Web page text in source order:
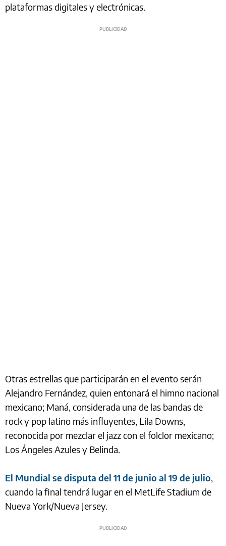
plataformas digitales y electrónicas.
Otras estrellas que participarán en el evento serán
Alejandro Fernández, quien entonará el himno nacional
mexicano; Maná, considerada una de las bandas de
rock y pop latino más influyentes, Lila Downs,
reconocida por mezclar el jazz con el folclor mexicano;
Los Ángeles Azules y Belinda.
El Mundial se disputa del 11 de junio al 19 de julio,
cuando la final tendrá lugar en el MetLife Stadium de
Nueva York/Nueva Jersey.